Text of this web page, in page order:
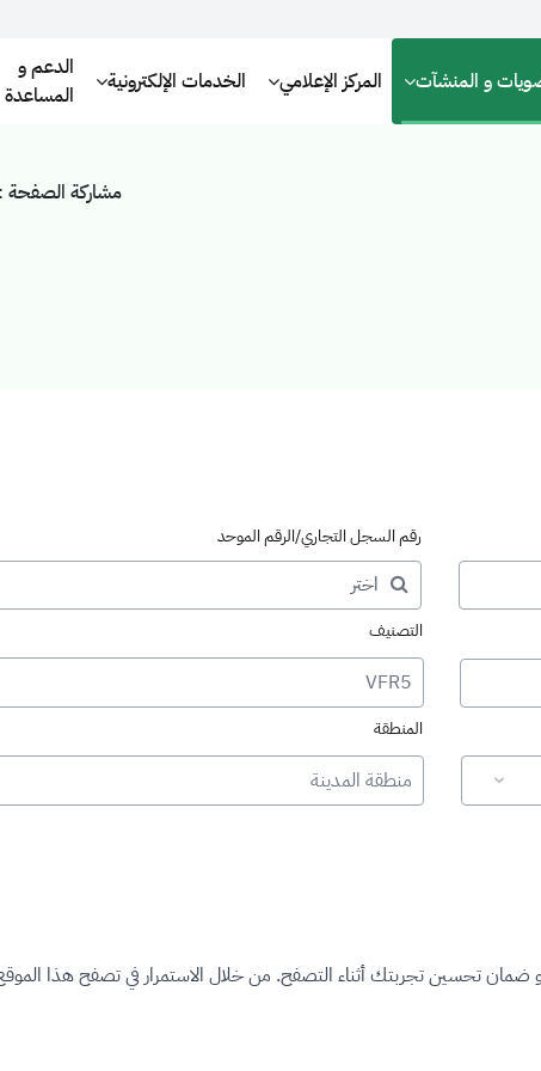
و المنشآت المركز الإعلامي الخدمات الإلكترونية
الدعم و
المساعدة
مشاركة الصفحة :
رقم السجل التجاري/الرقم الموحد
التصنيف
VFR5
المنطقة
منطقة المدينة
تحسين تجربتك أثناء التصفح. من خلال الاستمرار في تصفح هذا